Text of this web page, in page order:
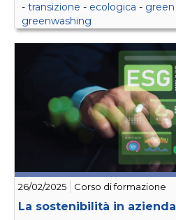
- transizione - ecologica - green
greenwashing
26/02/2025 Corso di formazione
La sostenibilità in azienda